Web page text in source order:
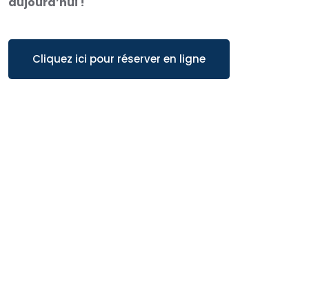
Cliquez ici pour réserver en ligne